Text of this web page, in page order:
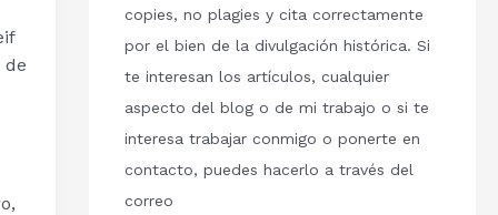
de
copies, no plagies y cita correctamente
por el bien de la divulgación histórica. Si
te interesan los artículos, cualquier
aspecto del blog o de mi trabajo o si te
interesa trabajar conmigo o ponerte en
contacto, puedes hacerlo a través del
correo